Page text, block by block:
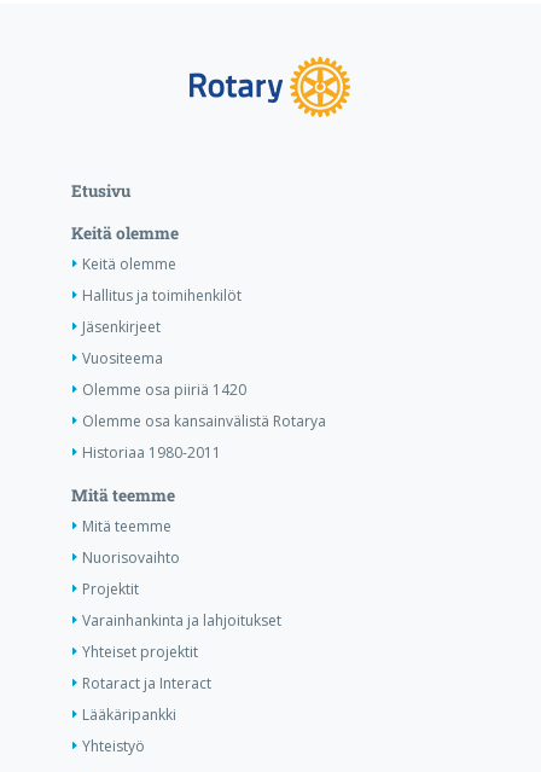
Etusivu
Keitä olemme
Keitä olemme
Hallitus ja toimihenkilöt
Jäsenkirjeet
Vuositeema
Olemme osa piiriä 1420
Olemme osa kansainvälistä Rotarya
Historiaa 1980-2011
Mitä teemme
Mitä teemme
Nuorisovaihto
Projektit
Varainhankinta ja lahjoitukset
Yhteiset projektit
Rotaract ja Interact
Lääkäripankki
Yhteistyö